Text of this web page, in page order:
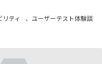
リティ 、 ユーザーテスト体験談